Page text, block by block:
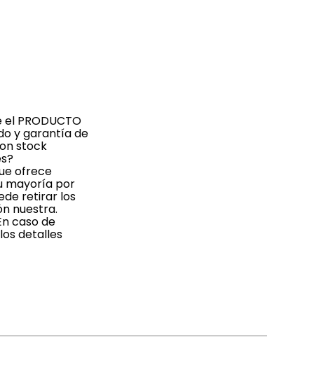
PRODUCTO
y garantía de
stock
ofrece
mayoría por
retirar los
nuestra.
caso de
detalles